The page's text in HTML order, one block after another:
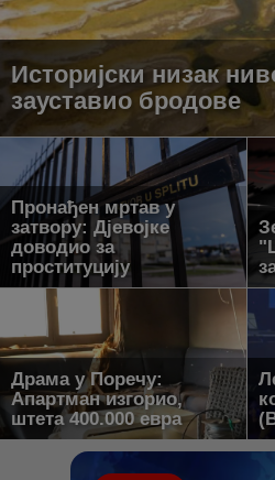
Историјски низак
зауставио бродове
Пронађен мртав у
затвору: Дјевојке
доводио за
проституцију
Драма у Поречу:
Апартман изгорио,
штета 400.000 евра